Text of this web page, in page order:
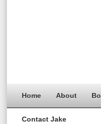
Home About
Contact Jake